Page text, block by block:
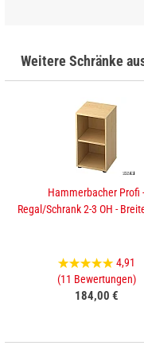
Weitere Schränke
Hammerbacher Profi
Regal/Schrank 2-3 OH -
4,91
(11 Bewertungen)
184,00 €